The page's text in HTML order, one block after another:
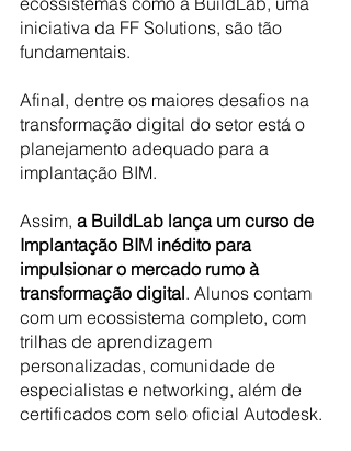
iniciativa da FF Solutions, são tão
fundamentais.
Afinal, dentre os maiores desafios na
transformação digital do setor está o
planejamento adequado para a
implantação BIM.
Assim, a BuildLab lança um curso de
Implantação BIM inédito para
impulsionar o mercado rumo à
transformação digital. Alunos contam
com um ecossistema completo, com
trilhas de aprendizagem
personalizadas, comunidade de
especialistas e networking, além de
certificados com selo oficial Autodesk.